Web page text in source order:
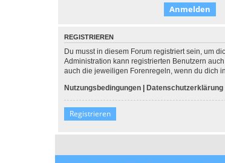
REGISTRIEREN
Du musst in diesem Forum registriert sein, um
Administration kann registrierten Benutzern
auch die jeweiligen Forenregeln, wenn du dich
Nutzungsbedingungen | Datenschutzerklärung
Registrieren